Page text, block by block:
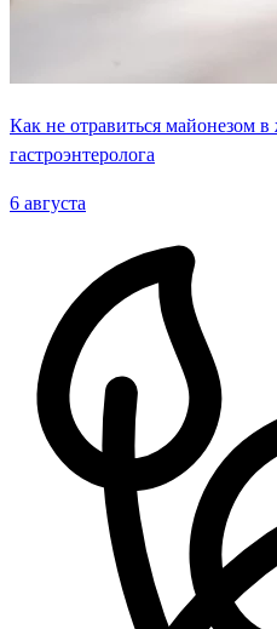
Как не отравиться майонезом
гастроэнтеролога
6 августа